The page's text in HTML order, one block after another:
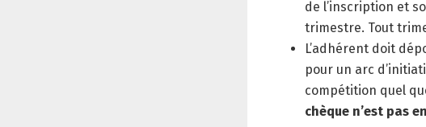
de l’inscription et
trimestre. Tout
L’adhérent doit
pour un arc
compétition quel
chèque n’est pas